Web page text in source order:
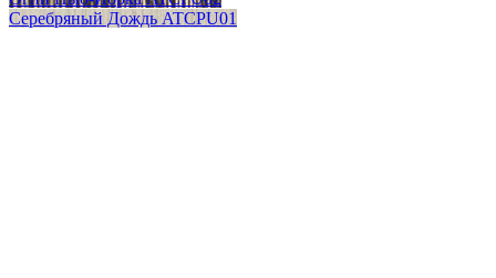
Серебряный Дождь ATCPU01